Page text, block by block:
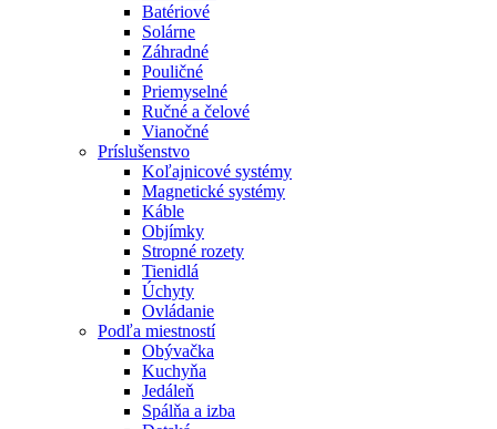
Batériové
Solárne
Záhradné
Pouličné
Priemyselné
Ručné a čelové
Vianočné
Príslušenstvo
Koľajnicové systémy
Magnetické systémy
Káble
Objímky
Stropné rozety
Tienidlá
Úchyty
Ovládanie
Podľa miestností
Obývačka
Kuchyňa
Jedáleň
Spálňa a izba